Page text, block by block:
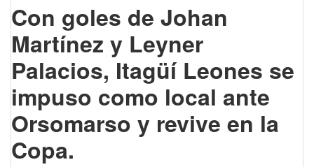
Con goles de Johan
Martínez y Leyner
Palacios, Itagüí Leones se
impuso como local ante
Orsomarso y revive en la
Copa.